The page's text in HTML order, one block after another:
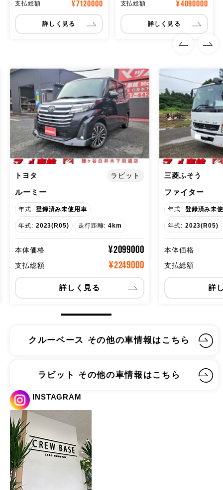
支払総額 ¥7120000
詳しく見る
支払総額 ¥4090000
詳しく見る
三菱ふそう ラビット
ファイター
年式: 登録済み未使用車
年式: 2023(R05) 走行距離: 215km
本体価格 ¥6970000
支払総額 ¥7120000
詳しく見る
三菱ふそう
キャンター ３
年式: 登録済み未
年式: 2023(R05)
本体価格
支払総額
詳
クルーベース その他の車情報はこちら
ラビット その他の車情報はこちら
INSTAGRAM